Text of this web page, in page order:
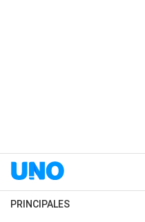
PRINCIPALES